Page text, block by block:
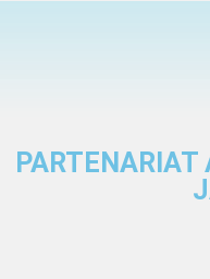
PARTENARIAT